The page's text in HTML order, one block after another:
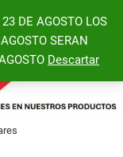
DE AGOSTO LOS
SERAN
Descartar